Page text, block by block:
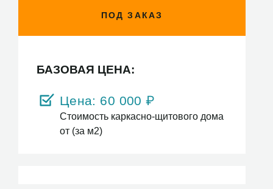
ПОД ЗАКАЗ
БАЗОВАЯ ЦЕНА:
Цена: 60 000 ₽
Стоимость каркасно-щитового дома
от (за м2)